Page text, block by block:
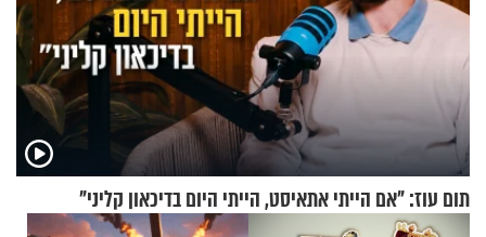
תום עוז: "אם הייתי אתאיסט, הייתי היום בדיכאון קליני"